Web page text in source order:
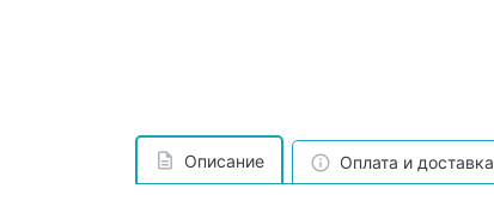
Описание Оплата и доставка